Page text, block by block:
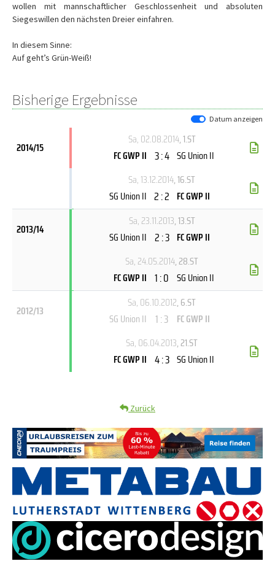
wollen mit mannschaftlicher Geschlossenheit und absoluten
Siegeswillen den nächsten Dreier einfahren.
In diesem Sinne:
Auf geht’s Grün-Weiß!
Bisherige Ergebnisse
Datum anzeigen
2014/15
Sa, 02.08.2014, 1.ST
FC GWP II 3 : 4 SG Union II
Sa, 13.12.2014, 16.ST
SG Union II 2 : 2 FC GWP II
2013/14
Sa, 23.11.2013, 13.ST
SG Union II 2 : 3 FC GWP II
Sa, 24.05.2014, 28.ST
FC GWP II 1 : 0 SG Union II
2012/13
Sa, 06.10.2012, 6.ST
SG Union II 1 : 3 FC GWP II
Sa, 06.04.2013, 21.ST
FC GWP II 4 : 3 SG Union II
Zurück